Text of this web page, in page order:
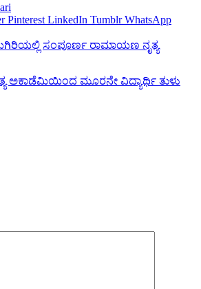
Pinterest LinkedIn Tumblr WhatsApp
ಸಂಪೂರ್ಣ ರಾಮಾಯಣ ನೃತ್ಯ
ಅಕಾಡೆಮಿಯಿಂದ ಮೂರನೇ ವಿದ್ಯಾರ್ಥಿ ತುಳು